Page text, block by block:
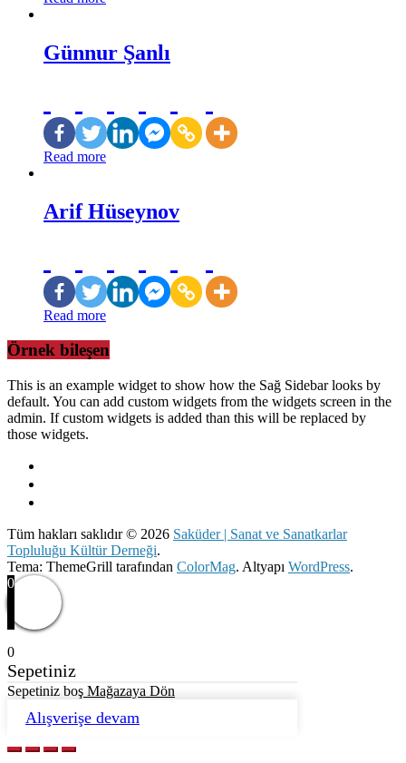
Günnur Şanlı
Read more
Arif Hüseynov
Read more
Örnek bileşen
This is an example widget to show how the Sağ Sidebar looks by
default. You can add custom widgets from the widgets screen in the
admin. If custom widgets is added than this will be replaced by
those widgets.
Tüm hakları saklıdır © 2026 Saküder | Sanat ve Sanatkarlar
Topluluğu Kültür Derneği.
Tema: ThemeGrill tarafından ColorMag. Altyapı WordPress.
0
0
Sepetiniz
Sepetiniz boş Mağazaya Dön
Alışverişe devam